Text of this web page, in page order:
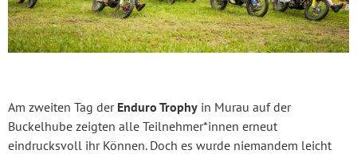
Am zweiten Tag der Enduro Trophy in Murau auf der
Buckelhube zeigten alle Teilnehmer*innen erneut
eindrucksvoll ihr Können. Doch es wurde niemandem leicht